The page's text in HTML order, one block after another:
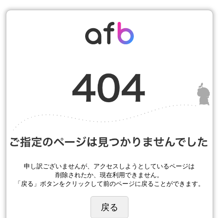
申し訳ございませんが、アクセスしようとしているページは
削除されたか、現在利用できません。
「戻る」ボタンをクリックして前のページに戻ることができます。
戻る